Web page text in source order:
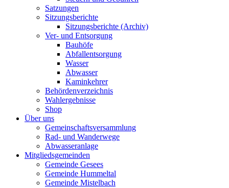
Satzungen
Sitzungsberichte
Sitzungsberichte (Archiv)
Ver- und Entsorgung
Bauhöfe
Abfallentsorgung
Wasser
Abwasser
Kaminkehrer
Behördenverzeichnis
Wahlergebnisse
Shop
Über uns
Gemeinschaftsversammlung
Rad- und Wanderwege
Abwasseranlage
Mitgliedsgemeinden
Gemeinde Gesees
Gemeinde Hummeltal
Gemeinde Mistelbach